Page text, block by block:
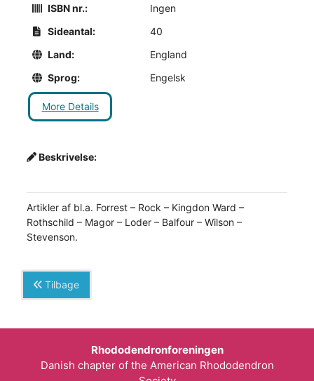
ISBN nr.:
Ingen
Sideantal:
40
Land:
England
Sprog:
Engelsk
More Details
Beskrivelse:
Artikler af bl.a. Forrest – Rock – Kingdon Ward –
Rothschild – Magor – Loder – Balfour – Wilson –
Stevenson.
Tilbage
Rhododendronforeningen
Danish chapter of the American Rhododendron